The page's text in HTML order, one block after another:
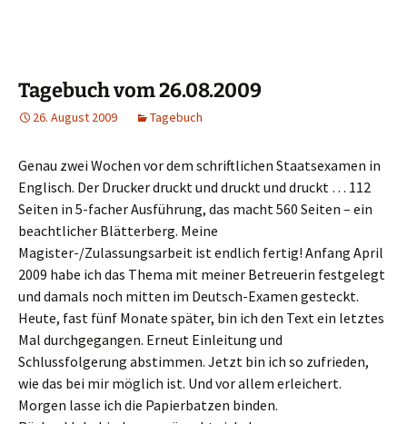
Tagebuch vom 26.08.2009
26. August 2009 Tagebuch
Genau zwei Wochen vor dem schriftlichen Staatsexamen in
Englisch. Der Drucker druckt und druckt und druckt … 112
Seiten in 5-facher Ausführung, das macht 560 Seiten – ein
beachtlicher Blätterberg. Meine
Magister-/Zulassungsarbeit ist endlich fertig! Anfang April
2009 habe ich das Thema mit meiner Betreuerin festgelegt
und damals noch mitten im Deutsch-Examen gesteckt.
Heute, fast fünf Monate später, bin ich den Text ein letztes
Mal durchgegangen. Erneut Einleitung und
Schlussfolgerung abstimmen. Jetzt bin ich so zufrieden,
wie das bei mir möglich ist. Und vor allem erleichert.
Morgen lasse ich die Papierbatzen binden.